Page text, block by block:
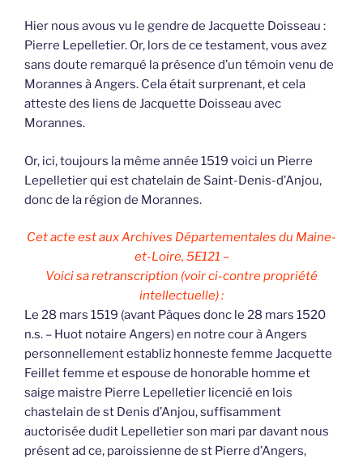
Hier nous avous vu le gendre de Jacquette Doisseau :
Pierre Lepelletier. Or, lors de ce testament, vous avez
sans doute remarqué la présence d’un témoin venu de
Morannes à Angers. Cela était surprenant, et cela
atteste des liens de Jacquette Doisseau avec
Morannes.
Or, ici, toujours la même année 1519 voici un Pierre
Lepelletier qui est chatelain de Saint-Denis-d’Anjou,
donc de la région de Morannes.
Cet acte est aux Archives Départementales du Maine-
et-Loire, 5E121 –
Voici sa retranscription (voir ci-contre propriété
intellectuelle) :
Le 28 mars 1519 (avant Pâques donc le 28 mars 1520
n.s. – Huot notaire Angers) en notre cour à Angers
personnellement establiz honneste femme Jacquette
Feillet femme et espouse de honorable homme et
saige maistre Pierre Lepelletier licencié en lois
chastelain de st Denis d’Anjou, suffisamment
auctorisée dudit Lepelletier son mari par davant nous
présent ad ce, paroissienne de st Pierre d’Angers,